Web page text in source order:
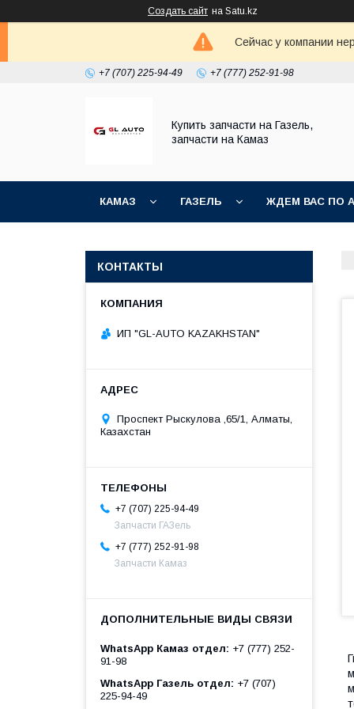
Создать сайт на Satu.kz
Сейчас у компании
+7 (707) 225-94-49 +7 (777) 252-91-98
Купить запчасти на Газель,
запчасти на Камаз
КАМАЗ ГАЗЕЛЬ ЖДЕМ ВАС ПО
КОНТАКТЫ
ИП "GL-AUTO KAZAKHSTAN"
Проспект Рыскулова ,65/1, Алматы,
Казахстан
+7 (707) 225-94-49
Запчасти ГАЗель
+7 (777) 252-91-98
Запчасти Камаз
WhatsApp Камаз отдел
+7 (777) 252-
91-98
WhatsApp Газель отдел
+7 (707)
225-94-49